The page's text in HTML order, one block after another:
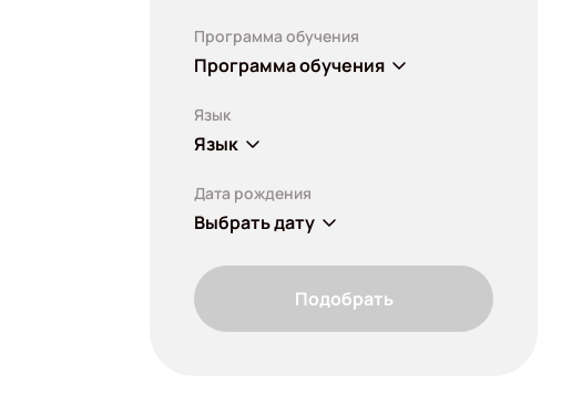
Программа обучения
Программа обучения
Язык
Язык
Дата рождения
Выбрать дату
Подобрать